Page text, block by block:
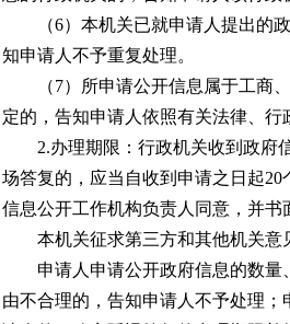
（6）本机关已就申请人提出的
知申请人不予重复处理。
（7）所申请公开信息属于工商
定的，告知申请人依照有关法律、行
2.办理期限：行政机关收到政府
场答复的，应当自收到申请之日起
信息公开工作机构负责人同意，并书
本机关征求第三方和其他机关意
申请人申请公开政府信息的数
由不合理的，告知申请人不予处理